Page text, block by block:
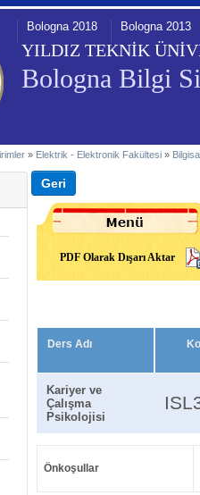
YILDIZ TEKNİK
Bologna Bilgi
Bologna 2018 Bologna 2013
» Elektrik - Elektronik Fakültesi »
PDF Olarak Dışarı Aktar
Ders Adı
Kariyer ve
Çalışma
Psikolojisi
Önkoşullar